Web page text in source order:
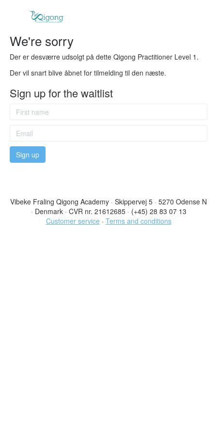
We're sorry
Der er desværre udsolgt på dette Qigong Practitioner Level 1.
Der vil snart blive åbnet for tilmelding til den næste.
Sign up for the waitlist
Vibeke Fraling Qigong Academy · Skippervej 5 · 5270 Odense N
· Denmark · CVR nr. 21612685 · (+45) 28 83 07 13
Customer service · Terms and conditions